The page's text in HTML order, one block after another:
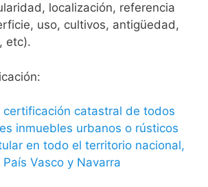
localización, referencia
uso, cultivos, antigüedad,
etc).
certificación catastral de todos
inmuebles urbanos o rústicos
en todo el territorio nacional,
Vasco y Navarra